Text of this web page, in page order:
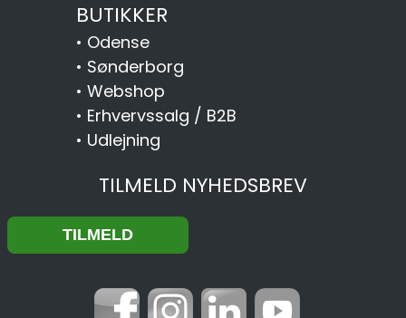
BUTIKKER
• Odense
• Sønderborg
• Webshop
• Erhvervssalg / B2B
• Udlejning
TILMELD NYHEDSBREV